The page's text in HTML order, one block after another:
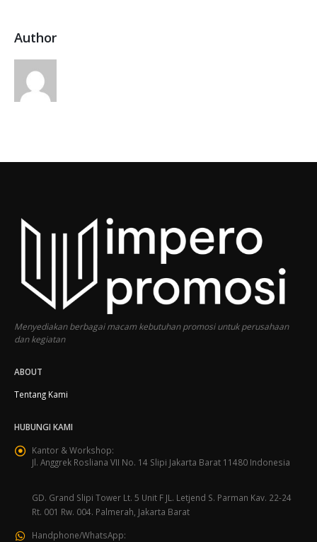
Author
Menyediakan berbagai macam kebutuhan promosi untuk perusahaan
dan kegiatan
ABOUT
Tentang Kami
HUBUNGI KAMI
Kantor & Workshop:
Jl. Anggrek Rosliana VII No. 14 Slipi Jakarta Barat 11480 Indonesia
GD. Grand Slipi Tower Lt. 5 Unit F JL. Letjend S. Parman Kav. 22-24
Rt. 001 Rw. 004. Palmerah, Jakarta Barat
Handphone/WhatsApp: